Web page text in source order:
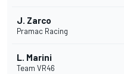
J. Zarco
Pramac Racing
L. Marini
Team VR46